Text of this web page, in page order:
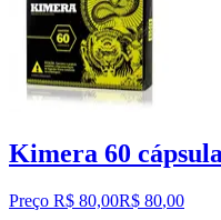
Kimera 60
Preço R$ 80,00R$ 80,00